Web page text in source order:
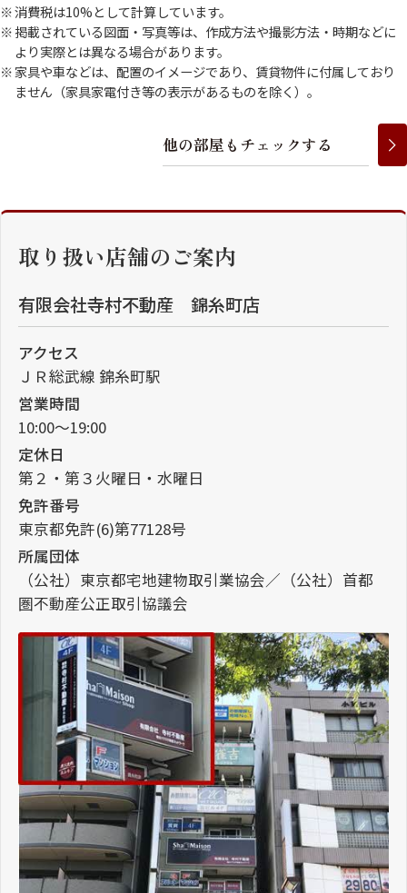
消費税は10%として計算しています。
掲載されている図面・写真等は、作成方法や撮影方法・時期などに
より実際とは異なる場合があります。
家具や車などは、配置のイメージであり、賃貸物件に付属しており
ません（家具家電付き等の表示があるものを除く）。
他の部屋 も チェ ッ クする
取り扱い店舗のご案内
有限会社寺村不動産 錦糸町店
アクセス
ＪＲ総武線 錦糸町駅
営業時間
10:00～19:00
定休日
第２・第３火曜日・水曜日
免許番号
東京都免許(6)第77128号
所属団体
（公社）東京都宅地建物取引業協会／（公社）首都
圏不動産公正取引協議会